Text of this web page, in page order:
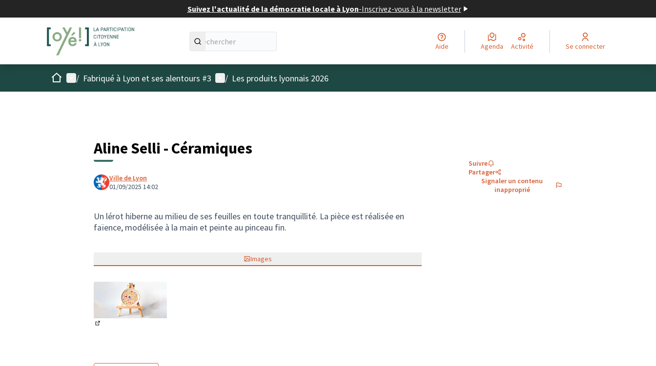
Suivez l'actualité de la démocratie locale à Lyon-Inscrivez-vous à la newsletter
Aide Agenda Activité Se connecter
AccueilMenu principal
/ Fabriqué à Lyon et ses alentours #3 Menu utilisateur
/ Les produits lyonnais 2026
Aline Selli - Céramiques
Ville de Lyon
01/09/2025 14:02
Un lérot hiberne au milieu de ses feuilles en toute tranquillité. La pièce est réalisée en
faïence, modélisée à la main et peinte au pinceau fin.
Images
Suivre
Partager
Signaler un contenu
inapproprié